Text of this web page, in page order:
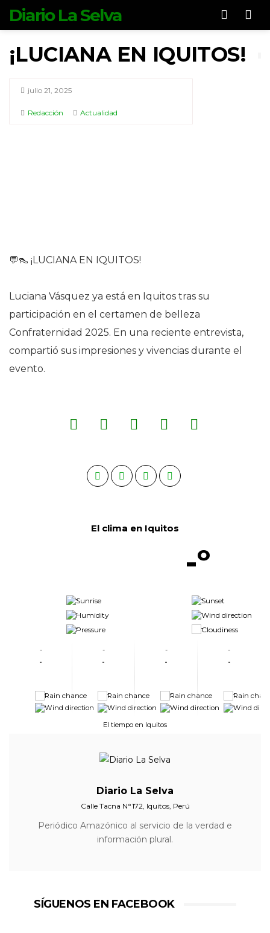
Diario La Selva
¡LUCIANA EN IQUITOS!
julio 21, 2025
Redacción Actualidad
💬👠 ¡LUCIANA EN IQUITOS!
Luciana Vásquez ya está en Iquitos tras su
participación en el certamen de belleza
Confraternidad 2025. En una reciente entrevista,
compartió sus impresiones y vivencias durante el
evento.
El clima en Iquitos
-º
-
-
-
-
-
-
-
-
-
-
-
-
-
-
-
-
-
-
-
-
-
-
El tiempo en Iquitos
Diario La Selva
Calle Tacna N°172, Iquitos, Perú
Periódico Amazónico al servicio de la verdad e
información plural.
SÍGUENOS EN FACEBOOK